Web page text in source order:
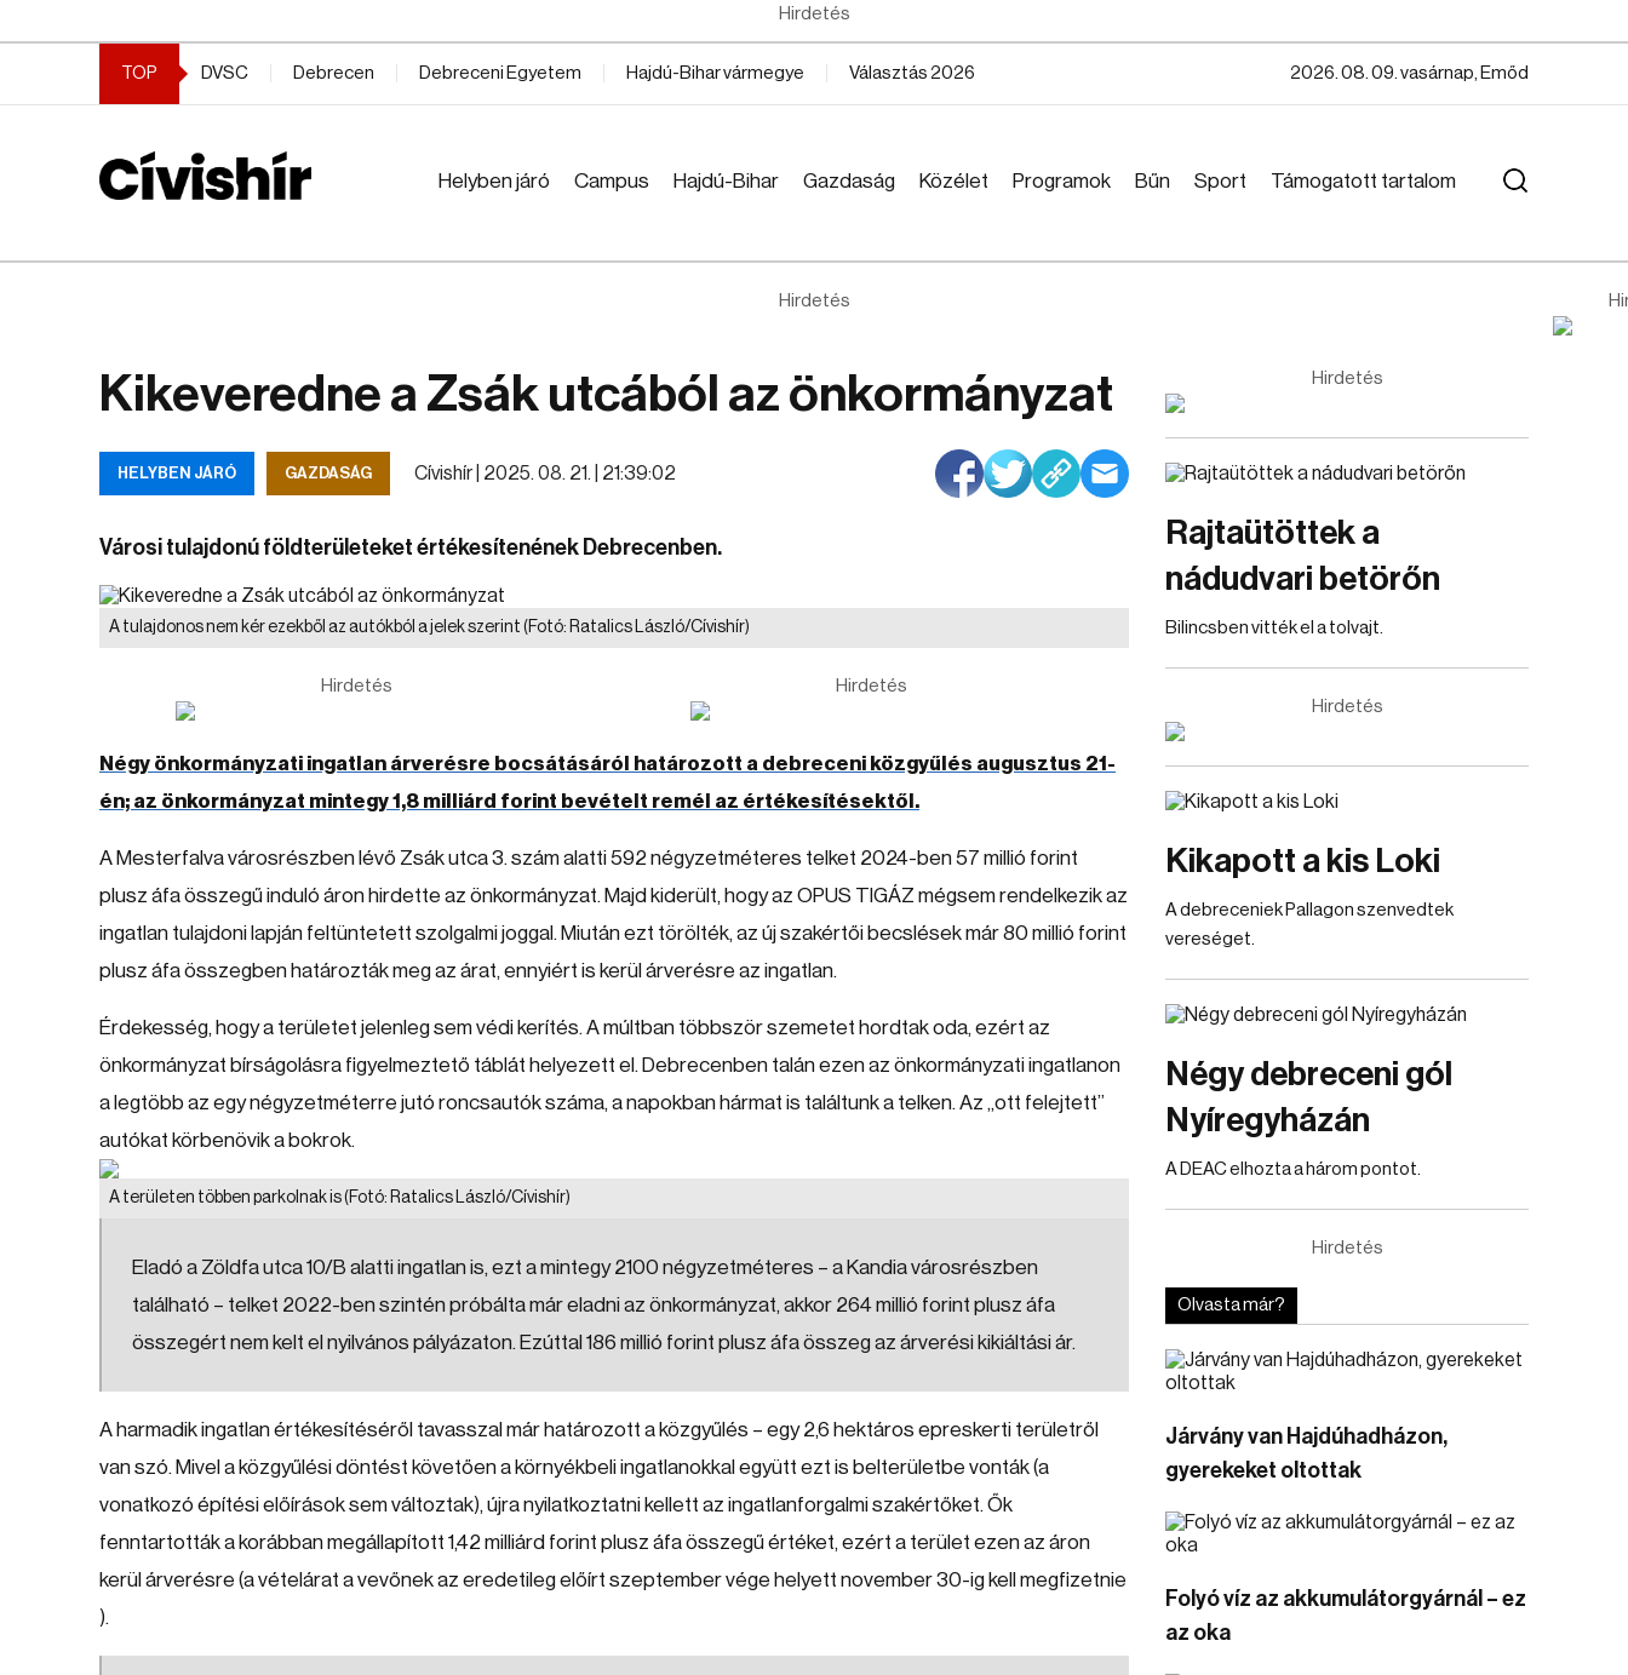
Hirdetés
TOP DVSC Debrecen Debreceni Egyetem Hajdú-Bihar vármegye Választás 2026 2026. 08. 09. vasárnap, Emőd
Helyben járó Campus Hajdú-Bihar Gazdaság Közélet Programok Bűn Sport Támogatott tartalom
Hirdetés
Kikeveredne a Zsák utcából az önkormányzat
HELYBEN JÁRÓ GAZDASÁG Cívishír | 2025. 08. 21. | 21:39:02
Városi tulajdonú földterületeket értékesítenének Debrecenben.
A tulajdonos nem kér ezekből az autókból a jelek szerint (Fotó: Ratalics László/Cívishír)
Hirdetés Hirdetés
Négy önkormányzati ingatlan árverésre bocsátásáról határozott a debreceni közgyűlés augusztus 21-
én; az önkormányzat mintegy 1,8 milliárd forint bevételt remél az értékesítésektől.
A Mesterfalva városrészben lévő Zsák utca 3. szám alatti 592 négyzetméteres telket 2024-ben 57 millió forint
plusz áfa összegű induló áron hirdette az önkormányzat. Majd kiderült, hogy az OPUS TIGÁZ mégsem rendelkezik az
ingatlan tulajdoni lapján feltüntetett szolgalmi joggal. Miután ezt törölték, az új szakértői becslések már 80 millió forint
plusz áfa összegben határozták meg az árat, ennyiért is kerül árverésre az ingatlan.
Érdekesség, hogy a területet jelenleg sem védi kerítés. A múltban többször szemetet hordtak oda, ezért az
önkormányzat bírságolásra figyelmeztető táblát helyezett el. Debrecenben talán ezen az önkormányzati ingatlanon
a legtöbb az egy négyzetméterre jutó roncsautók száma, a napokban hármat is találtunk a telken. Az „ott felejtett”
autókat körbenövik a bokrok.
A területen többen parkolnak is(Fotó: Ratalics László/Cívishír)
Eladó a Zöldfa utca 10/B alatti ingatlan is, ezt a mintegy 2100 négyzetméteres – a Kandia városrészben
található – telket 2022-ben szintén próbálta már eladni az önkormányzat, akkor 264 millió forint plusz áfa
összegért nem kelt el nyilvános pályázaton. Ezúttal 186 millió forint plusz áfa összeg az árverési kikiáltási ár.
A harmadik ingatlan értékesítéséről tavasszal már határozott a közgyűlés – egy 2,6 hektáros epreskerti területről
van szó. Mivel a közgyűlési döntést követően a környékbeli ingatlanokkal együtt ezt is belterületbe vonták (a
vonatkozó építési előírások sem változtak), újra nyilatkoztatni kellett az ingatlanforgalmi szakértőket. Ők
fenntartották a korábban megállapított 1,42 milliárd forint plusz áfa összegű értéket, ezért a terület ezen az áron
kerül árverésre (a vételárat a vevőnek az eredetileg előírt szeptember vége helyett november 30-ig kell megfizetnie
).
Hirdetés
Rajtaütöttek a
nádudvari betörőn
Bilincsben vitték el a tolvajt.
Hirdetés
Kikapott a kis Loki
A debreceniek Pallagon szenvedtek
vereséget.
Négy debreceni gól
Nyíregyházán
A DEAC elhozta a három pontot.
Hirdetés
Olvasta már?
Járvány van Hajdúhadházon,
gyerekeket oltottak
Folyó víz az akkumulátorgyárnál – ez
az oka